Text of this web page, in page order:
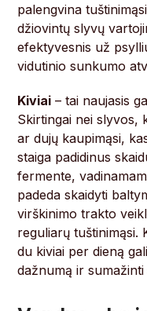
palengvina
džiovintų slyvų
efektyvesnis už
vidutinio sunkumo
Kiviai – tai naujasis
Skirtingai nei slyvos,
ar dujų kaupimąsi,
staiga padidinus
fermente,
padeda skaidyti
virškinimo trakto
reguliarų tuštinimąsi.
du kiviai per dieną
dažnumą ir